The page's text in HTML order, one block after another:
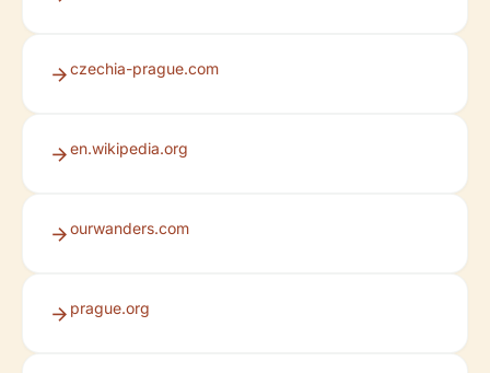
czechia-prague.com
en.wikipedia.org
ourwanders.com
prague.org